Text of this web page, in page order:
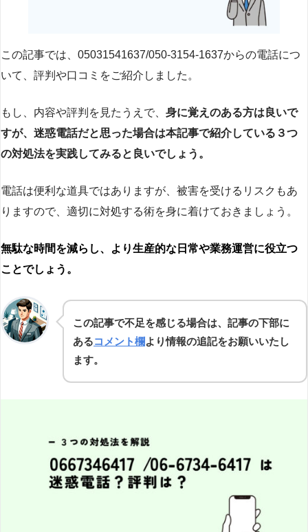
この記事では、05031541637/050-3154-1637からの電話につ
いて、評判や口コミをご紹介しました。
もし、内容や評判を見たうえで、 身に覚えのある方は良いで
すが、迷惑電話だと思った場合は本記事で紹介している３つ
の対処法を実践してみると良いでしょう。
電話は便利な道具ではありますが、被害を受けるリスクもあ
りますので、適切に対処する術を身に着けておきましょう。
無駄な時間を減らし、より生産的な日常や業務運営に役立つ
ことでしょう。
この記事で不足を感じる場合は、記事の下部に
あるコメント欄より情報の追記をお願いいたし
ます。